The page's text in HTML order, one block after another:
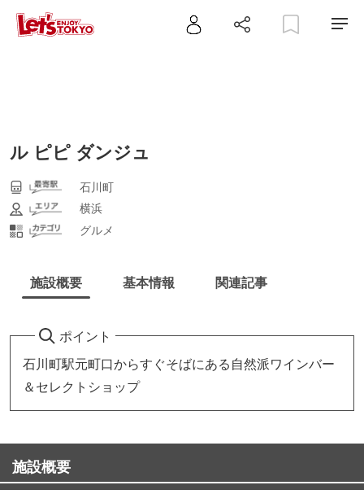
ル ピピ ダンジュ
石川町
横浜
グルメ
施設概要 基本情報 関連記事
ポイント
石川町駅元町口からすぐそばにある自然派ワインバー
＆セレクトショップ
施設概要